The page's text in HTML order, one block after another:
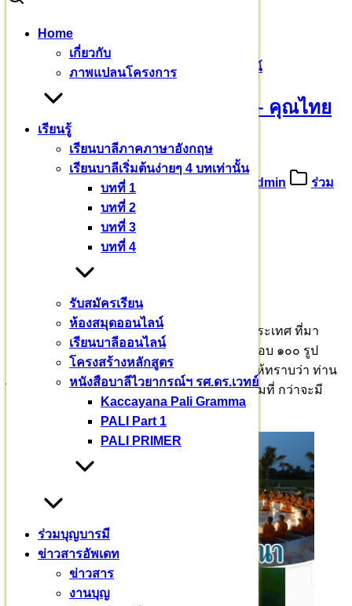
Home
เกี่ยวกับ
ภาพแปลนโครงการ
เรียนรู้
เรียนบาลีภาคภาษาอังกฤษ
เรียนบาลีเริ่มต้นง่ายๆ 4 บทเท่านั้น
บทที่ 1
บทที่ 2
บทที่ 3
บทที่ 4
รับสมัครเรียน
ห้องสมุดออนไลน์
เรียนบาลีออนไลน์
โครงสร้างหลักสูตร
หนังสือบาลีไวยากรณ์ฯ รศ.ดร.เวทย์
Kaccayana Pali Gramma
PALI Part 1
PALI PRIMER
ร่วมบุญบารมี
ข่าวสารอัพเดท
ข่าวสาร
งานบุญ
Search
ขออนุโมทนาบุญ คุณจุฑาทิพย์ – คุณไทยลักษณ์
ขออนุโมทนาบุญ คุณจุฑาทิพย์ – คุณไทย
ลักษณ์
27 มกราคม 25678 กุมภาพันธ์ 2024 admin
ร่วม
ปริยตฺติ สาสนสฺส มูลํ
พระปริยัติเป็นรากฐานให้พระศาสนามั่นคง
๒๖ มกราคม – ๒ กุมภาพันธ์ ๒๕๖๗
พระสงฆ์สามเณร ๑๙๗ รูป จาก ๒๙ จังหวัดทั่วประเทศ ที่มา
ประชุม ล้วนเป็นผู้ใฝ่การศึกษาพระธรรมวินัย เกือบ ๑๐๐ รูป
สมัครสอบสวดทรงจำพระปาฏิโมกข์ นั่นแสดงให้ทราบว่า ท่าน
ได้ใช้ศรัทธา วิริยะ สติ สมาธิ ปัญญา มาอย่างเต็มที่ กว่าจะมี
ความสามารถทรงจำบทพระบาลีไว้ได้